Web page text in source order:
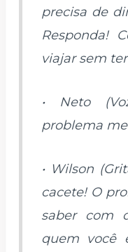
precisa de
Responda!
viajar sem
• Neto
problema
• Wilson
cacete! O
saber com
quem você